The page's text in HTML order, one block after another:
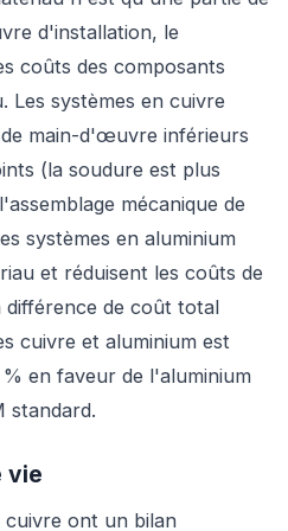
d'installation, le
coûts des composants
Les systèmes en cuivre
main-d'œuvre inférieurs
(la soudure est plus
mécanique de
systèmes en aluminium
et réduisent les coûts de
de coût total
cuivre et aluminium est
en faveur de l'aluminium
standard.
vie
cuivre ont un bilan